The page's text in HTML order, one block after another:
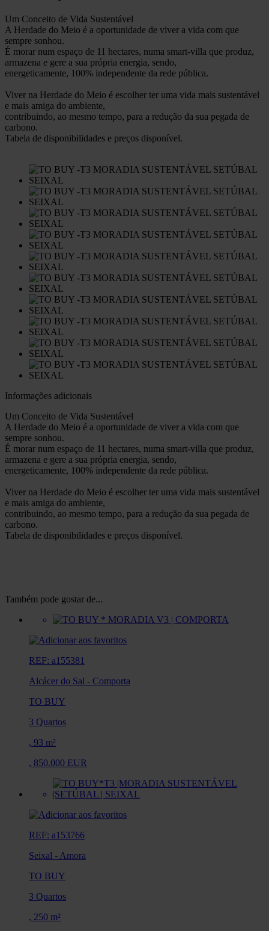
Um Conceito de Vida Sustentável
A Herdade do Meio é a oportunidade de viver a vida com que
sempre sonhou.
É morar num espaço de 11 hectares, numa smart-villa que produz,
armazena e gere a sua própria energia, sendo,
energeticamente, 100% independente da rede pública.
Viver na Herdade do Meio é escolher ter uma vida mais sustentável
e mais amiga do ambiente,
contribuindo, ao mesmo tempo, para a redução da sua pegada de
carbono.
Tabela de disponibilidades e preços disponível.
Informações adicionais
Um Conceito de Vida Sustentável
A Herdade do Meio é a oportunidade de viver a vida com que
sempre sonhou.
É morar num espaço de 11 hectares, numa smart-villa que produz,
armazena e gere a sua própria energia, sendo,
energeticamente, 100% independente da rede pública.
Viver na Herdade do Meio é escolher ter uma vida mais sustentável
e mais amiga do ambiente,
contribuindo, ao mesmo tempo, para a redução da sua pegada de
carbono.
Tabela de disponibilidades e preços disponível.
Também pode gostar de...
REF: a155381
Alcácer do Sal - Comporta
TO BUY
3 Quartos
, 93 m²
, 850.000 EUR
REF: a153766
Seixal - Amora
TO BUY
3 Quartos
, 250 m²